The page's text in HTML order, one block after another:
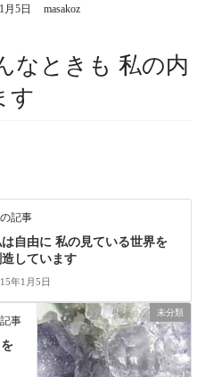
月5日 masakoz
なときも 私の内
す
記事
自由に 私の見ている世界を
しています
年1月5日
未分類
事